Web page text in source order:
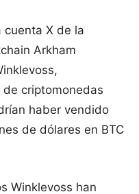
cuenta X de la
Arkham
criptomonedas
haber vendido
de dólares en BTC
Winklevoss han